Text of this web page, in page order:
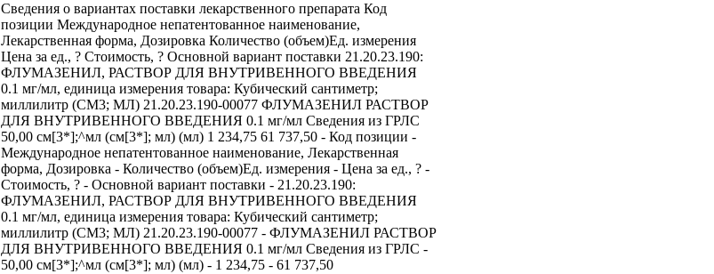
Сведения о вариантах поставки лекарственного препарата Код
позиции Международное непатентованное наименование,
Лекарственная форма, Дозировка Количество (объем)Ед. измерения
Цена за ед., ? Стоимость, ? Основной вариант поставки 21.20.23.190:
ФЛУМАЗЕНИЛ, РАСТВОР ДЛЯ ВНУТРИВЕННОГО ВВЕДЕНИЯ
0.1 мг/мл, единица измерения товара: Кубический сантиметр;
миллилитр (СМ3; МЛ) 21.20.23.190-00077 ФЛУМАЗЕНИЛ РАСТВОР
ДЛЯ ВНУТРИВЕННОГО ВВЕДЕНИЯ 0.1 мг/мл Сведения из ГРЛС
50,00 см[3*];^мл (см[3*]; мл) (мл) 1 234,75 61 737,50 - Код позиции -
Международное непатентованное наименование, Лекарственная
форма, Дозировка - Количество (объем)Ед. измерения - Цена за ед., ? -
Стоимость, ? - Основной вариант поставки - 21.20.23.190:
ФЛУМАЗЕНИЛ, РАСТВОР ДЛЯ ВНУТРИВЕННОГО ВВЕДЕНИЯ
0.1 мг/мл, единица измерения товара: Кубический сантиметр;
миллилитр (СМ3; МЛ) 21.20.23.190-00077 - ФЛУМАЗЕНИЛ РАСТВОР
ДЛЯ ВНУТРИВЕННОГО ВВЕДЕНИЯ 0.1 мг/мл Сведения из ГРЛС -
50,00 см[3*];^мл (см[3*]; мл) (мл) - 1 234,75 - 61 737,50